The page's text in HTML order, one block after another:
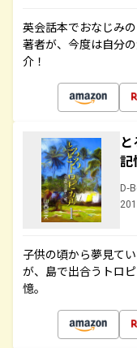
英会話本でおなじみ
著者が、今度は自分
介！
D-
子供の頃から夢見て
が、島で出合うトロ
憶。